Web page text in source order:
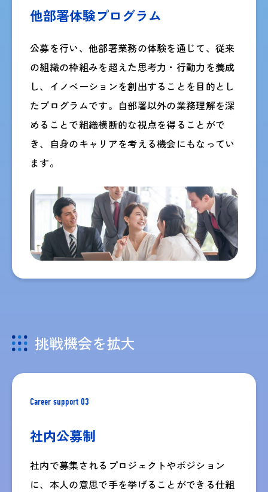
他部署体験プログラム​
公募を行い、他部署業務の体験を通じて、従来
の組織の枠組みを超えた思考力・行動力を養成
し、イノベーションを創出することを目的とし
たプログラムです。自部署以外の業務理解を深
めることで組織横断的な視点を得ることがで
き、自身のキャリアを考える機会にもなってい
ます。​
挑戦機会を拡大
Career support 03
社内公募制
社内で募集されるプロジェクトやポジション
に、本人の意思で手を挙げることができる仕組